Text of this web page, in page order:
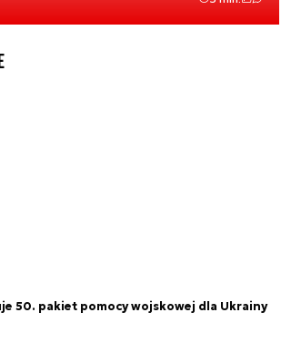
50. pakiet pomocy wojskowej dla Ukrainy